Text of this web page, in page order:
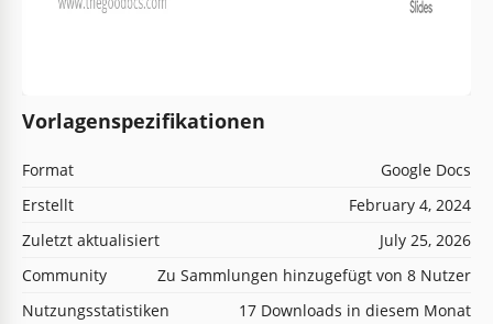
Vorlagenspezifikationen
Format
Google Docs
Erstellt
February 4, 2024
Zuletzt aktualisiert
July 25, 2026
Community
Zu Sammlungen hinzugefügt von 8 Nutzer
Nutzungsstatistiken
17 Downloads in diesem Monat